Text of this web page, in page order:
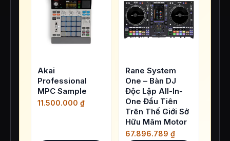
Akai
Professional
MPC Sample
11.500.000 ₫
Rane System
One – Bàn DJ
Độc Lập All-In-
One Đầu Tiên
Trên Thế Giới Sở
Hữu Mâm Motor
67.896.789 ₫